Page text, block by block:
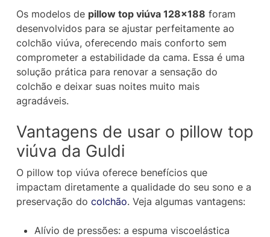
Os modelos de pillow top viúva 128×188 foram
desenvolvidos para se ajustar perfeitamente ao
colchão viúva, oferecendo mais conforto sem
comprometer a estabilidade da cama. Essa é uma
solução prática para renovar a sensação do
colchão e deixar suas noites muito mais
agradáveis.
Vantagens de usar o pillow top
viúva da Guldi
O pillow top viúva oferece benefícios que
impactam diretamente a qualidade do seu sono e a
preservação do colchão. Veja algumas vantagens:
Alívio de pressões: a espuma viscoelástica